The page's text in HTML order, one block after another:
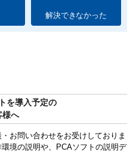
解決できなかった
を導入予定の
様へ
お問い合わせをお受けしておりま
境の説明や、PCAソフトの説明デ